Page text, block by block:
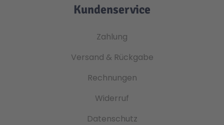
Kundenservice
Zahlung
Versand & Rückgabe
Rechnungen
Widerruf
Datenschutz